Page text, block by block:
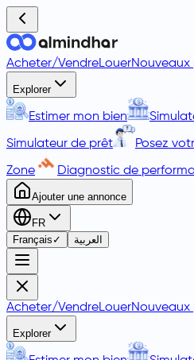
Acheter/VendreLouer
Explorer
Estimer mon bien
Simulateur de prêt Posez
Zone Diagnostic de
Ajouter une annonce
FR
Français ✓ العربية
Acheter/VendreLouer
Explorer